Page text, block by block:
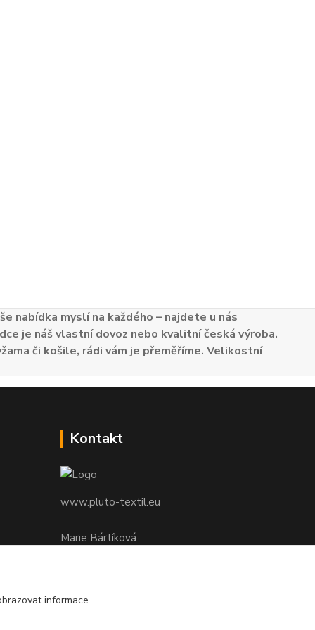
nabídka myslí na každého – najdete u nás
je náš vlastní dovoz nebo kvalitní česká výroba.
či košile, rádi vám je přeměříme. Velikostní
Kontakt
www.pluto-textil.eu
Marie Bártíková
pluto@pluto.eu
informace